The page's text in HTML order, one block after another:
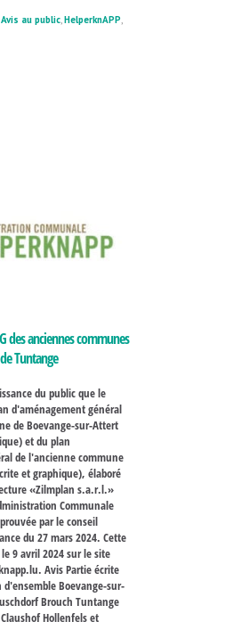
Avis au public,HelperknAPP,
des anciennes communes
Tuntange
du public que le
d'aménagement général
de Boevange-sur-Attert
et du plan
de l'ancienne commune
et graphique), élaboré
«Zilmplan s.a.r.l.»
Communale
par le conseil
du 27 mars 2024. Cette
9 avril 2024 sur le site
Avis Partie écrite
Boevange-sur-
Brouch Tuntange
Hollenfels et